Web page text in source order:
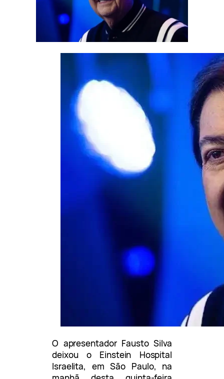
O apresentador Fausto Silva
deixou o Einstein Hospital
Israelita, em São Paulo, na